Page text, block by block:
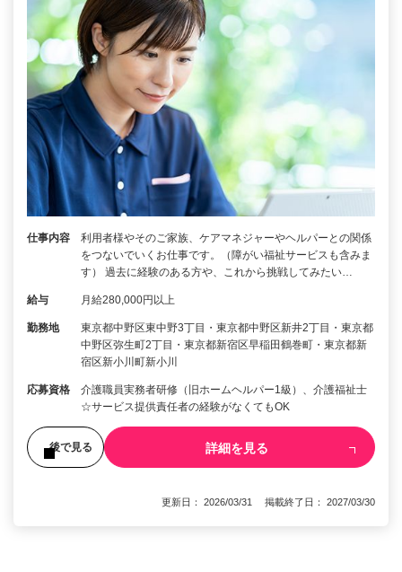
仕事内容
利用者様やそのご家族、ケアマネジャーやヘルパーとの関係
をつないでいくお仕事です。（障がい福祉サービスも含みま
す） 過去に経験のある方や、これから挑戦してみたい…
給与 月給280,000円以上
勤務地
東京都中野区東中野3丁目・東京都中野区新井2丁目・東京都
中野区弥生町2丁目・東京都新宿区早稲田鶴巻町・東京都新
宿区新小川町新小川
応募資格
介護職員実務者研修（旧ホームヘルパー1級）、介護福祉士
☆サービス提供責任者の経験がなくてもOK
後で見る 詳細を見る
更新日： 2026/03/31 掲載終了日： 2027/03/30